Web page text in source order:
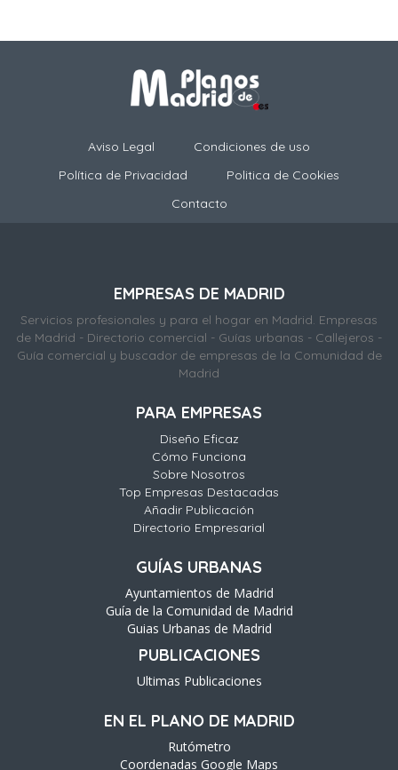
Aviso Legal
Condiciones de uso
Política de Privacidad
Politica de Cookies
Contacto
EMPRESAS DE MADRID
Servicios profesionales y para el hogar en Madrid. Empresas
de Madrid - Directorio comercial - Guías urbanas - Callejeros -
Guía comercial y buscador de empresas de la Comunidad de
Madrid
PARA EMPRESAS
Diseño Eficaz
Cómo Funciona
Sobre Nosotros
Top Empresas Destacadas
Añadir Publicación
Directorio Empresarial
GUÍAS URBANAS
Ayuntamientos de Madrid
Guía de la Comunidad de Madrid
Guias Urbanas de Madrid
PUBLICACIONES
Ultimas Publicaciones
EN EL PLANO DE MADRID
Rutómetro
Coordenadas Google Maps